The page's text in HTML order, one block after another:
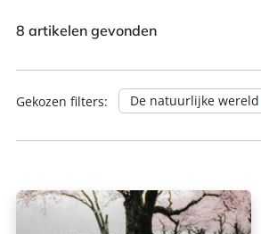
8 artikelen gevonden
Gekozen filters: De natuurlijke wereld